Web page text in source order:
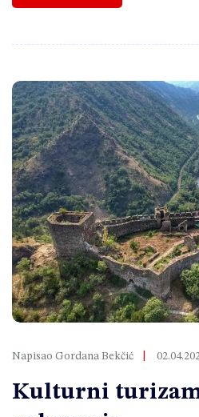
Napisao Gordana Bekčić
Kulturni